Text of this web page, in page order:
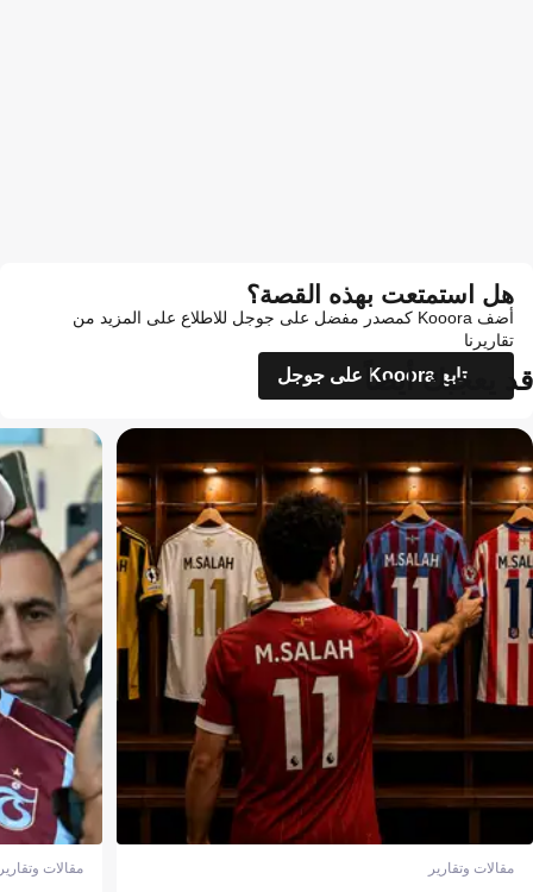
هل استمتعت بهذه القصة؟
أضف Kooora كمصدر مفضل على جوجل للاطلاع على المزيد من
تقاريرنا
تابع Kooora على جوجل
قد يعجبك أيضاً
مقالات وتقارير مقالات